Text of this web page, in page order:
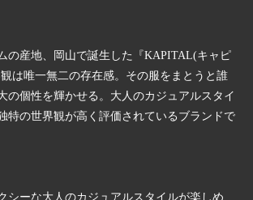
の産地、岡山で誕生した『KAPITAL(キャピ
は唯一無二の存在感。その服をまとうと誰
の個性を輝かせる。大人のカジュアルスタイ
特の世界観が高く評価されているブランドで
シーな大人のカジュアルスタイルが楽しめ